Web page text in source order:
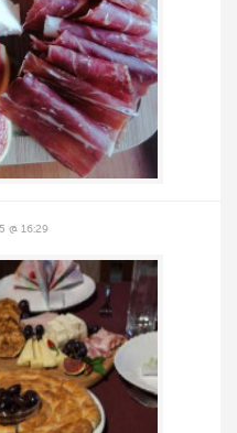
@ 16:29